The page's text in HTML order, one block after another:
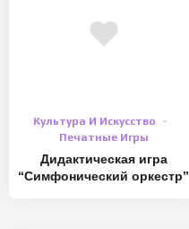
Культура И Искусство
Печатные Игры
Дидактическая игра
“Симфонический оркестр”